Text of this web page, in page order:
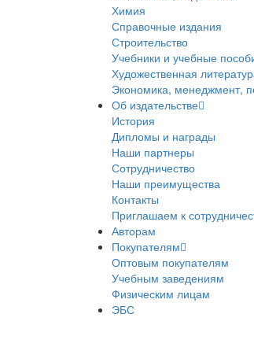
Химия
Справочные издания
Строительство
Учебники и учебные
Художественная
Экономика, менеджмент,
Об издательстве
История
Дипломы и награды
Наши партнеры
Сотрудничество
Наши преимущества
Контакты
Приглашаем к
Авторам
Покупателям
Оптовым покупателям
Учебным заведениям
Физическим лицам
ЭБС